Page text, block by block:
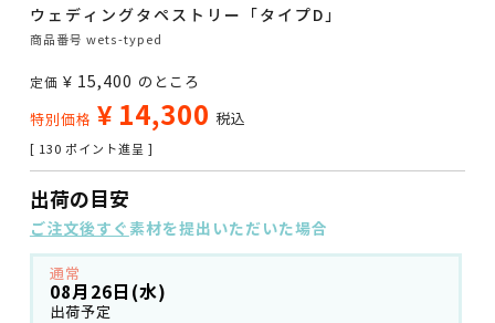
ウェディングタペストリー「タイプD」
商品番号 wets-typed
定価 ¥ 15,400 のところ
特別価格 ¥ 14,300 税込
[ 130 ポイント進呈 ]
出荷の目安
ご注文後すぐ素材を提出いただいた場合
通常
08月26日(水)
出荷予定